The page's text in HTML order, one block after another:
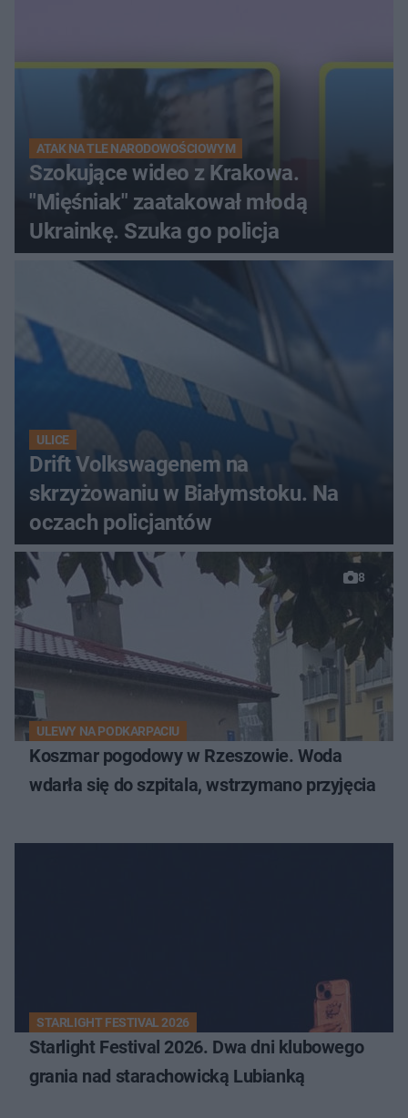
ATAK NA TLE NARODOWOŚCIOWYM
Szokujące wideo z Krakowa.
"Mięśniak" zaatakował młodą
Ukrainkę. Szuka go policja
ULICE
Drift Volkswagenem na
skrzyżowaniu w Białymstoku. Na
oczach policjantów
8
ULEWY NA PODKARPACIU
Koszmar pogodowy w Rzeszowie. Woda
wdarła się do szpitala, wstrzymano przyjęcia
STARLIGHT FESTIVAL 2026
Starlight Festival 2026. Dwa dni klubowego
grania nad starachowicką Lubianką